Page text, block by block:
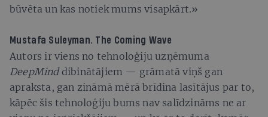
būvēta un kas notiek mums visapkārt.»
Mustafa Suleyman. The Coming Wave
Autors ir viens no tehnoloģiju uzņēmuma
DeepMinddibinātājiem — grāmatā viņš gan
apraksta, gan zināmā mērā brīdina lasītājus par to,
kāpēc šis tehnoloģiju bums nav salīdzināms ne ar